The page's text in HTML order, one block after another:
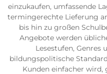
einzukaufen, umfassende
termingerechte Lieferung
bis hin zu großen
Angebote werden
Lesestufen, Genres
bildungspolitische
Kunden einfacher wird,